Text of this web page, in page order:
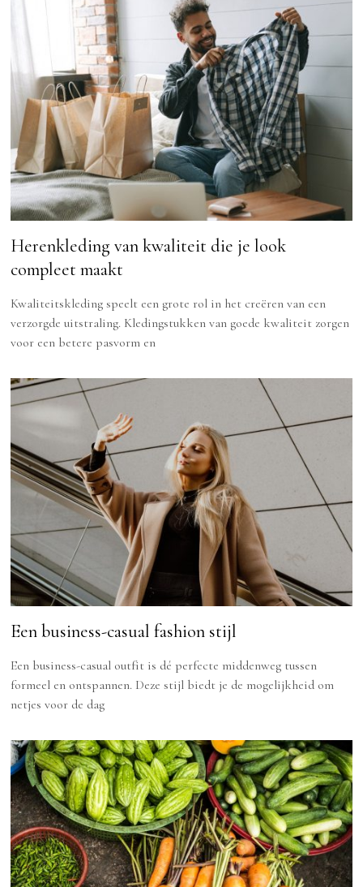
Herenkleding van kwaliteit die je look
compleet maakt
Kwaliteitskleding speelt een grote rol in het creëren van een
verzorgde uitstraling. Kledingstukken van goede kwaliteit zorgen
voor een betere pasvorm en
Een business-casual fashion stijl
Een business-casual outfit is dé perfecte middenweg tussen
formeel en ontspannen. Deze stijl biedt je de mogelijkheid om
netjes voor de dag